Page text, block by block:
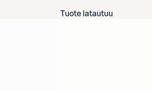
Tuote latautuu